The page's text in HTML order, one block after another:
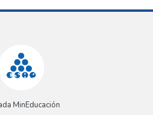
MinEducación